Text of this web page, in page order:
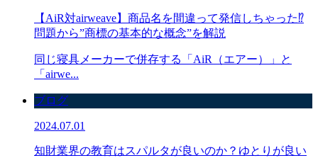
【AiR対airweave】商品名を間違って発信しちゃった⁉︎
問題から”商標の基本的な概念”を解説
同じ寝具メーカーで併存する「AiR（エアー）」と
「airwe...
ブログ
2024.07.01
知財業界の教育はスパルタが良いのか？ゆとりが良い